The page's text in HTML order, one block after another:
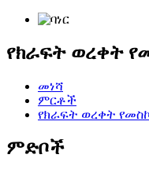
የክራፍት ወረቀት
መነሻ
ምርቶች
የክራፍት ወረቀት
ምድቦች